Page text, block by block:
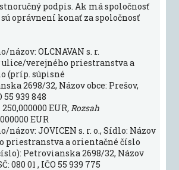
podpis. Ak má spoločnosť
oprávnení konať za spoločnosť
názov: OLCNAVAN s. r.
ulice/verejného priestranstva a
(príp. súpisné
2698/32, Názov obce: Prešov,
55 939 848
EUR, Rozsah
EUR
názov: JOVICEN s. r. o., Sídlo: Názov
priestranstva a orientačné číslo
Petrovianska 2698/32, Názov
080 01 , IČO 55 939 775